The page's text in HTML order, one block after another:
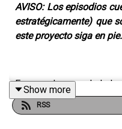
AVISO: Los episodios
estratégicamente) que
este proyecto siga en pie.
Es un placer
ocación nos reunen 3
comunidad y quienes
Show more
RSS